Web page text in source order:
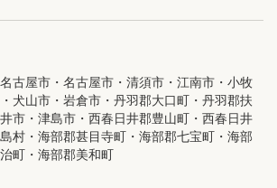
古屋市・名古屋市・清須市・江南市・小牧
犬山市・岩倉市・丹羽郡大口町・丹羽郡扶
市・津島市・西春日井郡豊山町・西春日井
村・海部郡甚目寺町・海部郡七宝町・海部
町・海部郡美和町